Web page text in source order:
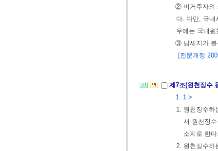
② 비거주자의
다. 다만, 국내
우에는 국내
③ 납세지가 불
[전문개정
제7조(원천징수
1. 1.>
1. 원천징수하
서 원천징
소지로 한
2. 원천징수하